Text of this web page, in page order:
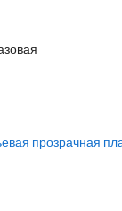
прозрачная